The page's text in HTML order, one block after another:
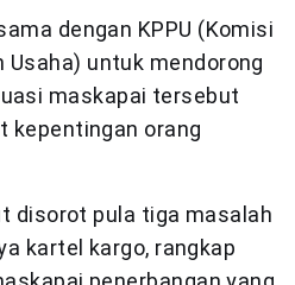
dengan KPPU (Komisi
Usaha) untuk mendorong
maskapai tersebut
kepentingan orang
disorot pula tiga masalah
kartel kargo, rangkap